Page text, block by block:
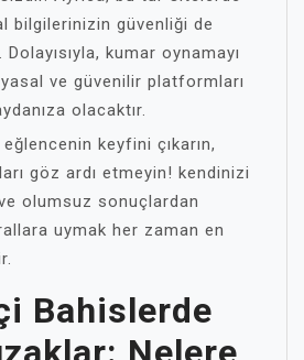
bilgilerinizin güvenliği de
kumar oynamayı
ve güvenilir platformları
olacaktır.
keyfini çıkarın,
göz ardı etmeyin! kendinizi
olumsuz sonuçlardan
uymak her zaman en
Bahislerde